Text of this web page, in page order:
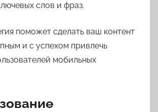
слов и фраз.
поможет сделать ваш контент
и с успехом привлечь
мобильных